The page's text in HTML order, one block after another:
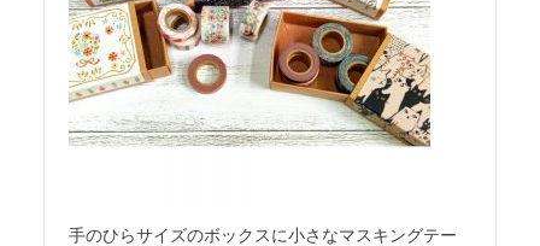
手のひらサイズのボックスに小さなマスキングテー